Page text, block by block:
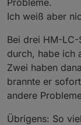
Ich weiß aber
Bei drei HM-
durch, habe ich
Zwei haben
brannte er
andere
Übrigens: So